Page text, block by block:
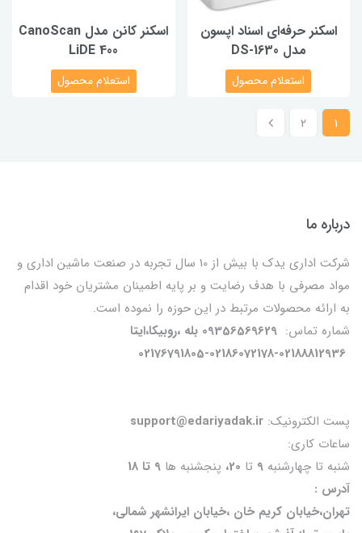
اسکنر حرفه‌‌ای اسناد اپسون
مدل DS-1630
استعلام محصول
اسکنر کانن مدل CanoScan
LiDE 400
استعلام محصول
1
2
درباره ما
شرکت اداری یدک با بیش از 10 سال تجربه در صنعت ماشین اداری و
مواد مصرفی با هدف رضایت و بر پایه اطمینان مشتریان خود اقدام
به ارائه محصولات مرتبط در این حوزه را نموده است.
شماره تماس: 09356569629 بله ،روبیکا،ایتا
02176791805-02186072178-02188812936
پست الکترونیک:
ساعات کاری:
شنبه تا چهارشنبه 9 تا 20، پنجشنبه ها
آدرس :
تهران،خیابان کریم خان ،خیابان ایرانشهر شمالی،